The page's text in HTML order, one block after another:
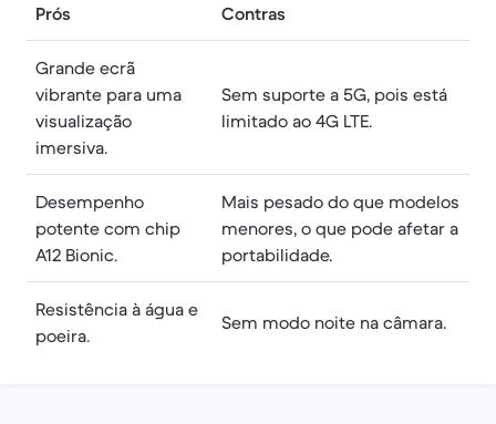
Prós Contras
Grande ecrã
vibrante para uma
visualização
imersiva.
Sem suporte a 5G, pois está
limitado ao 4G LTE.
Desempenho
potente com chip
A12 Bionic.
Mais pesado do que modelos
menores, o que pode afetar a
portabilidade.
Resistência à água e
poeira.
Sem modo noite na câmara.